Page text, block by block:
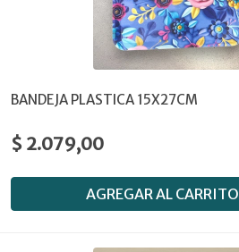
BANDEJA PLASTICA 15X27CM
$ 2.079,00
AGREGAR AL CARRITO